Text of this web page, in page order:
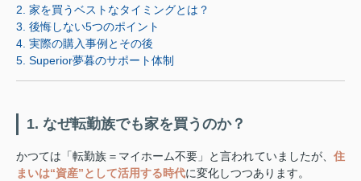
2. 家を買うベストなタイミングとは？
3. 後悔しない5つのポイント
4. 実際の購入事例とその後
5. Superior夢暮のサポート体制
1. なぜ転勤族でも家を買うのか？
かつては「転勤族＝マイホーム不要」と言われていましたが、 住
まいは“資産”として活用する時代に変化しつつあります。